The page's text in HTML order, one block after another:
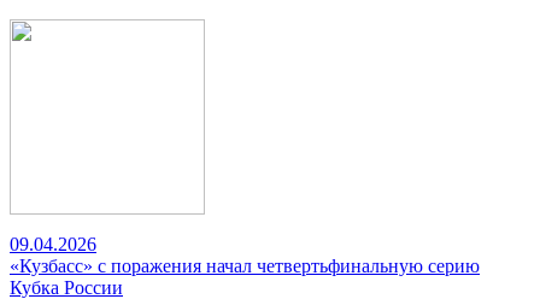
09.04.2026
«Кузбасс» с поражения начал четвертьфинальную серию
Кубка России